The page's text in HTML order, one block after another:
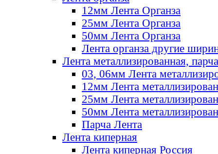
12мм Лента Органза
25мм Лента Органза
50мм Лента Органза
Лента органза другие
Лента металлизированная, парча
03, 06мм Лента
12мм Лента
25мм Лента
50мм Лента
Парча Лента
Лента киперная
Лента киперная Россия